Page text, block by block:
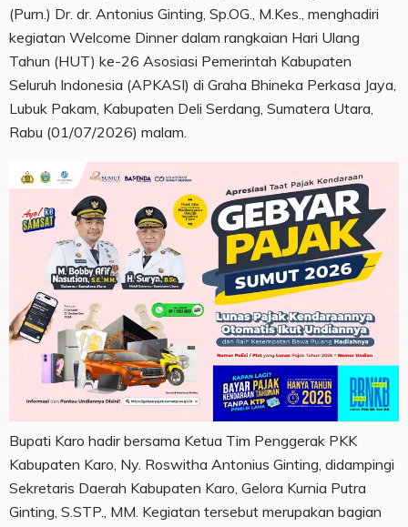
(Purn.) Dr. dr. Antonius Ginting, Sp.OG., M.Kes., menghadiri
kegiatan Welcome Dinner dalam rangkaian Hari Ulang
Tahun (HUT) ke-26 Asosiasi Pemerintah Kabupaten
Seluruh Indonesia (APKASI) di Graha Bhineka Perkasa Jaya,
Lubuk Pakam, Kabupaten Deli Serdang, Sumatera Utara,
Rabu (01/07/2026) malam.
Bupati Karo hadir bersama Ketua Tim Penggerak PKK
Kabupaten Karo, Ny. Roswitha Antonius Ginting, didampingi
Sekretaris Daerah Kabupaten Karo, Gelora Kurnia Putra
Ginting, S.STP., MM. Kegiatan tersebut merupakan bagian